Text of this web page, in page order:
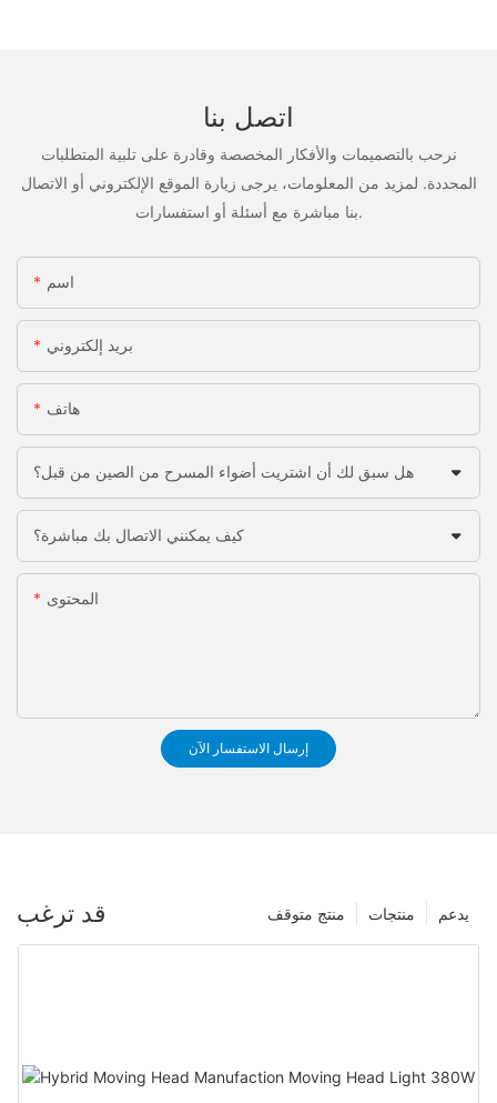
اتصل بنا
نرحب بالتصميمات والأفكار المخصصة وقادرة على تلبية المتطلبات
المحددة. لمزيد من المعلومات، يرجى زيارة الموقع الإلكتروني أو الاتصال
بنا مباشرة مع أسئلة أو استفسارات.
اسم
بريد إلكتروني
هاتف
هل سبق لك أن اشتريت أضواء المسرح من الصين من قبل؟
كيف يمكنني الاتصال بك مباشرة؟
المحتوى
إرسال الاستفسار الآن
قد ترغب يدعم منتجات منتج متوقف